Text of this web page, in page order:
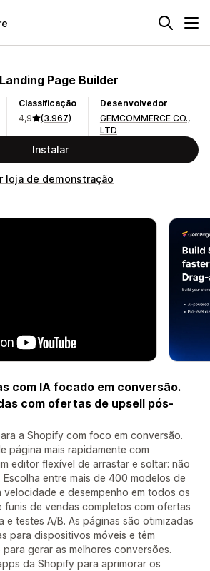
Page Builder
Classificação
4,9
(3.967)
Desenvolvedor
GEMCOMMERCE CO.,
LTD
Instalar
loja de demonstração
com IA focado em conversão.
com ofertas de upsell pós-
a Shopify com foco em conversão.
página mais rapidamente com
editor flexível de arrastar e soltar: não
entre mais de 400 modelos de
velocidade e desempenho em todos os
funis de vendas completos com ofertas
e testes A/B. As páginas são otimizadas
para dispositivos móveis e têm
gerar as melhores conversões.
da Shopify para aprimorar os